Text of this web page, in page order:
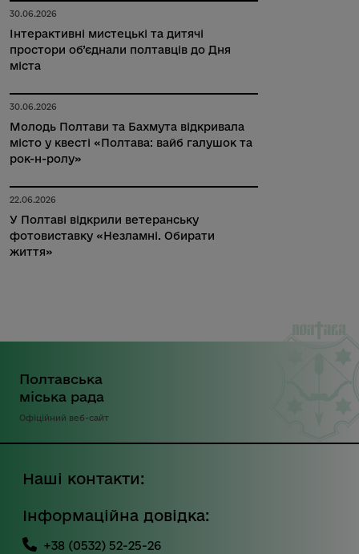
30.06.2026
Інтерактивні мистецькі та дитячі
простори об’єднали полтавців до Дня
міста
30.06.2026
Молодь Полтави та Бахмута відкривала
місто у квесті «Полтава: вайб галушок та
рок-н-ролу»
22.06.2026
У Полтаві відкрили ветеранську
фотовиставку «Незламні. Обирати
життя»
Полтавська
міська рада
Офіційний веб-сайт
Наші контакти:
Інформаційна довідка:
+38 (0532) 52-25-26